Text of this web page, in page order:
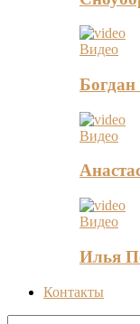
Видео
Видео
Видео
Илья
Контакты